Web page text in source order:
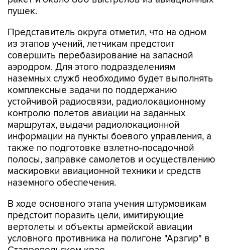
пушек.
Представитель округа отметил, что на одном
из этапов учений, летчикам предстоит
совершить перебазирование на запасной
аэродром. Для этого подразделениям
наземных служб необходимо будет выполнять
комплексные задачи по поддержанию
устойчивой радиосвязи, радиолокационному
контролю полетов авиации на заданных
маршрутах, выдачи радиолокационной
информации на пункты боевого управления, а
также по подготовке взлетно-посадочной
полосы, заправке самолетов и осуществлению
маскировки авиационной техники и средств
наземного обеспечения.
В ходе основного этапа учения штурмовикам
предстоит поразить цели, имитирующие
вертолеты и объекты армейской авиации
условного противника на полигоне "Арзгир" в